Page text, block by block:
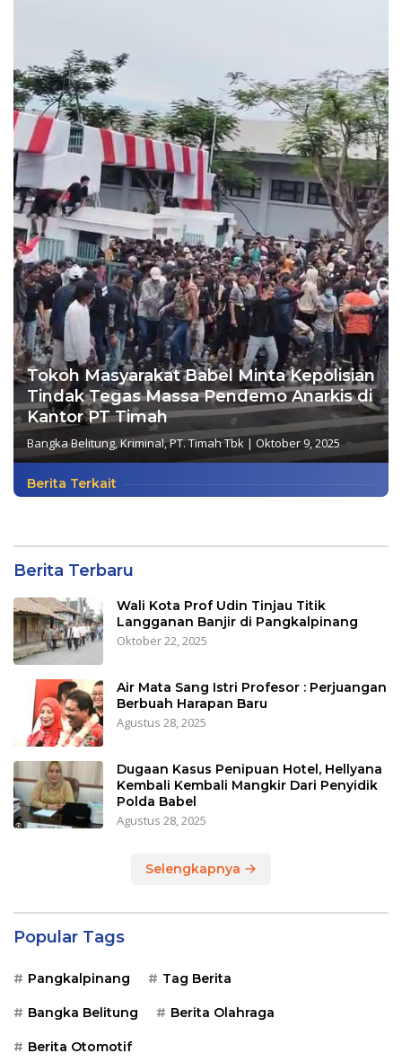
Tokoh Masyarakat Babel Minta Kepolisian
Tindak Tegas Massa Pendemo Anarkis di
Kantor PT Timah
Bangka Belitung,Kriminal,PT. Timah Tbk | Oktober 9, 2025
Berita Terkait
Berita Terbaru
Wali Kota Prof Udin Tinjau Titik
Langganan Banjir di Pangkalpinang
Oktober 22, 2025
Air Mata Sang Istri Profesor : Perjuangan
Berbuah Harapan Baru
Agustus 28, 2025
Dugaan Kasus Penipuan Hotel, Hellyana
Kembali Kembali Mangkir Dari Penyidik
Polda Babel
Agustus 28, 2025
Selengkapnya
Popular Tags
Pangkalpinang Tag Berita
Bangka Belitung Berita Olahraga
Berita Otomotif